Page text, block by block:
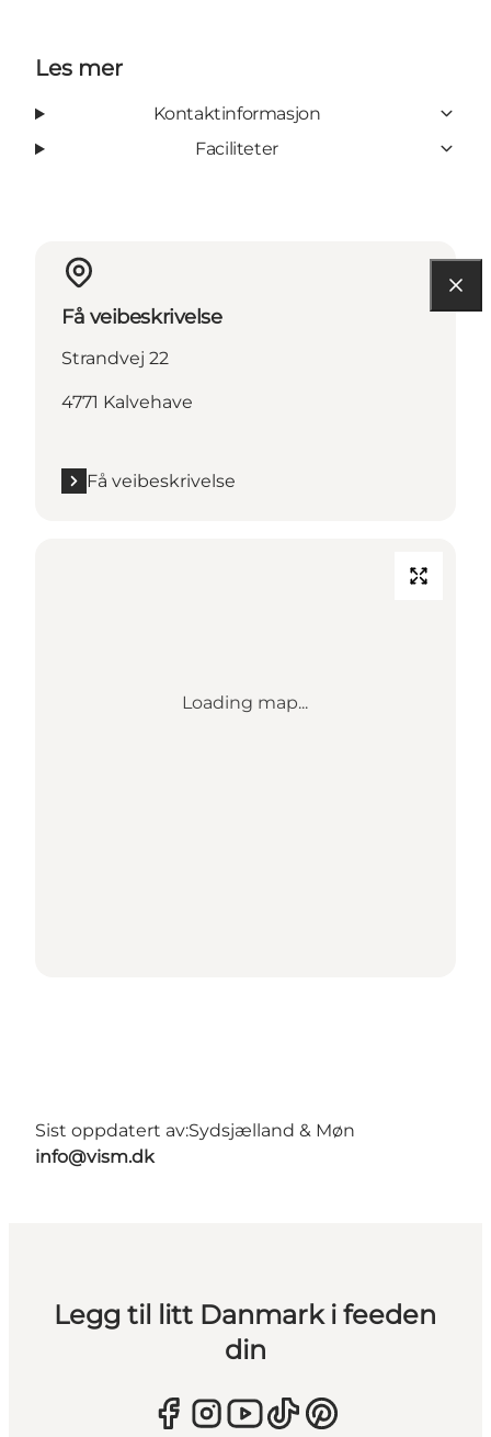
Les mer
Kontaktinformasjon
Faciliteter
Få veibeskrivelse
Strandvej 22
4771 Kalvehave
Få veibeskrivelse
Loading map...
Sist oppdatert av:Sydsjælland & Møn
info@vism.dk
Legg til litt Danmark i feeden
din